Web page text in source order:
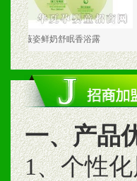
鲜奶舒眠香浴露
一、产品
1、个性